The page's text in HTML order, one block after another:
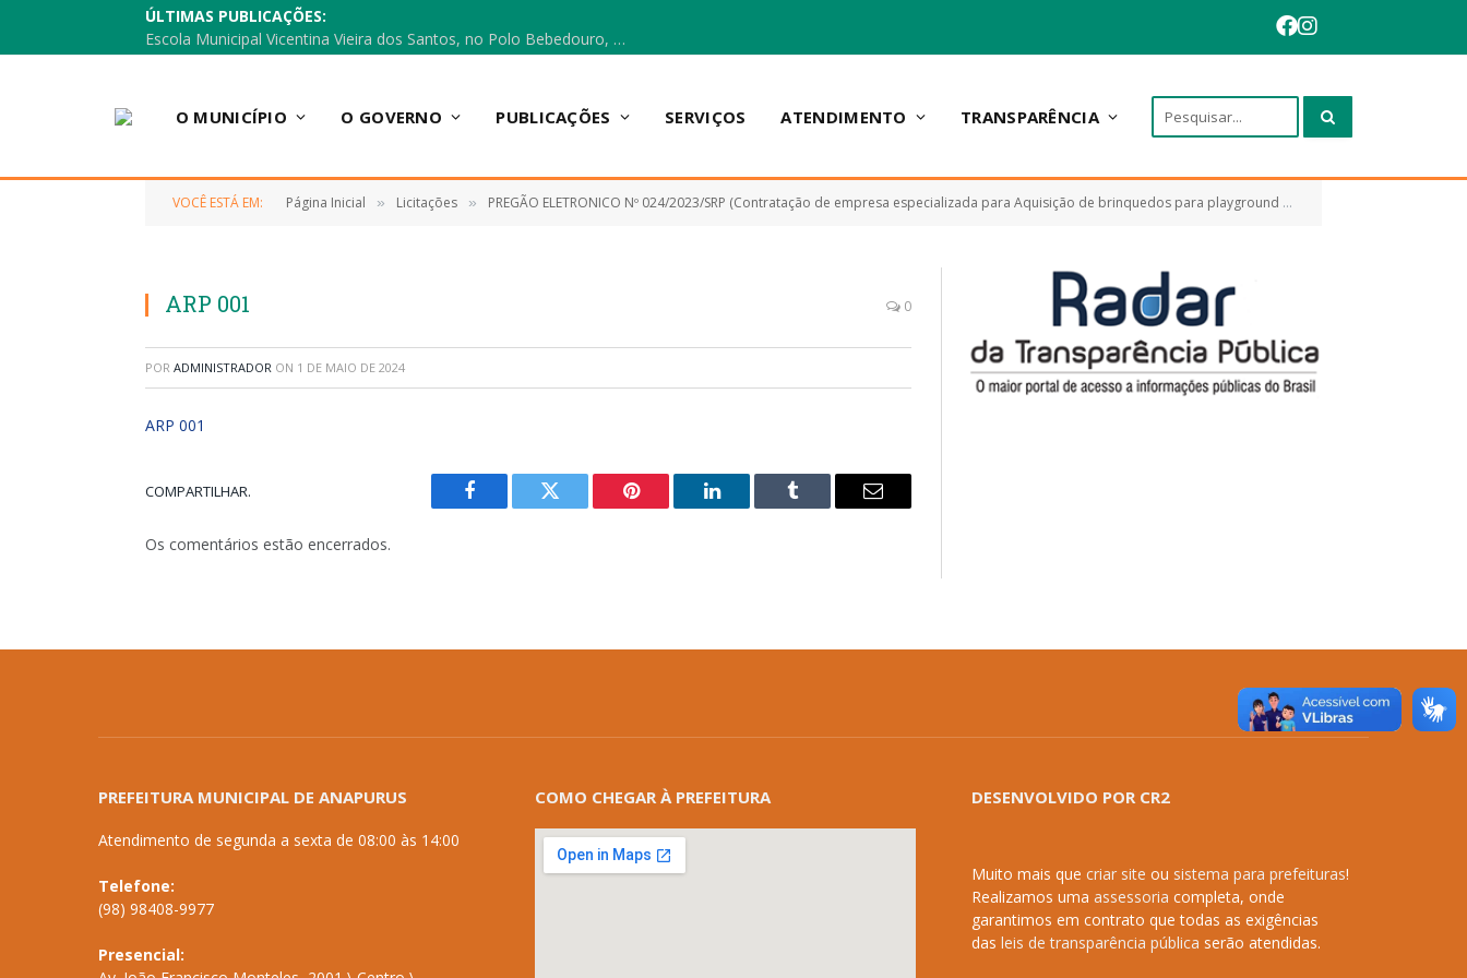
ÚLTIMAS PUBLICAÇÕES:
Escola Municipal Vicentina Vieira dos Santos, no Polo Bebedouro, recebeu materiais para a implantação do Cantinho da Leitura e da Sala Multidisciplinar.
O MUNICÍPIO O GOVERNO PUBLICAÇÕES SERVIÇOS ATENDIMENTO TRANSPARÊNCIA
VOCÊ ESTÁ EM: Página Inicial » Licitações » PREGÃO ELETRONICO Nº 024/2023/SRP (Contratação de empresa especializada para Aquisição de brinquedos para playground infantil)
ARP 001 0
POR ADMINISTRADOR ON 1 DE MAIO DE 2024
ARP 001
COMPARTILHAR.
Facebook Twitter Pinterest LinkedIn Tumblr
E-
Os comentários estão encerrados.
PREFEITURA MUNICIPAL DE ANAPURUS
Atendimento de segunda a sexta de 08:00 às 14:00
Telefone:
(98) 98408-9977
Presencial:
COMO CHEGAR À PREFEITURA DESENVOLVIDO POR CR2
Muito mais que criar site ou sistema para prefeituras!
Realizamos uma assessoria completa, onde
garantimos em contrato que todas as exigências
das leis de transparência pública serão atendidas.